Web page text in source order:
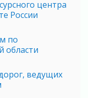
центра
России
по
области
ведущих